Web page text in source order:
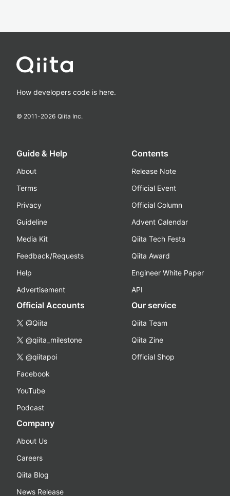
How developers code is here.
© 2011-2026 Qiita Inc.
Guide & Help
About
Terms
Privacy
Guideline
Media Kit
Feedback/Requests
Help
Advertisement
Contents
Release Note
Official Event
Official Column
Advent Calendar
Qiita Tech Festa
Qiita Award
Engineer White Paper
API
Official Accounts
@Qiita
@qiita_milestone
@qiitapoi
Facebook
YouTube
Podcast
Our service
Qiita Team
Qiita Zine
Official Shop
Company
About Us
Careers
Qiita Blog
News Release